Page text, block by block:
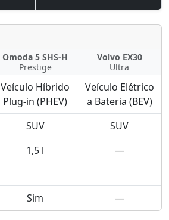
Omoda 5 SHS-H
Prestige
Volvo EX30
Ultra
Veículo Híbrido
Plug-in (PHEV)
Veículo Elétrico
a Bateria (BEV)
SUV SUV
1,5 l —
Sim —